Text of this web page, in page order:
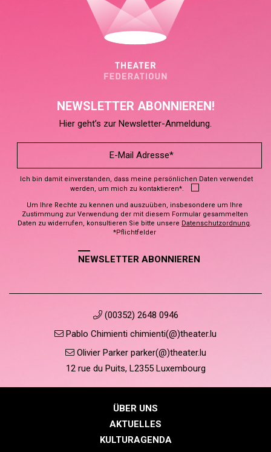
NEWSLETTER ABONNIEREN!
Hier geht’s zur Newsletter-Anmeldung.
Ich bin damit einverstanden, dass meine persönlichen Daten verwendet
werden, um mich zu kontaktieren*.
Um Ihre Rechte zu kennen und auszuüben, insbesondere um Ihre
Zustimmung zur Verwendung der mit diesem Formular gesammelten
Daten zu widerrufen, konsultieren Sie bitte unsere Datenschutzordnung.
*Pflichtfelder
NEWSLETTER ABONNIEREN
(00352) 2648 0946
Pablo Chimienti chimienti(@)theater.lu
Olivier Parker parker(@)theater.lu
12 rue du Puits, L2355 Luxembourg
ÜBER UNS
AKTUELLES
KULTURAGENDA